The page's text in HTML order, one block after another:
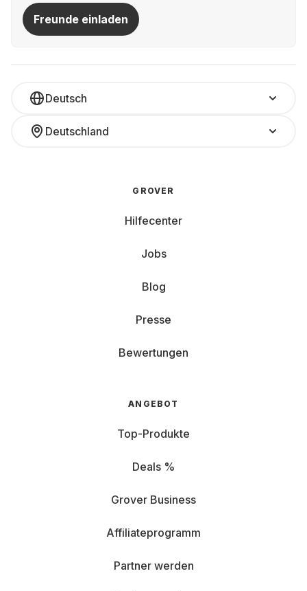
Freunde einladen
Deutsch
Deutschland
GROVER
Hilfecenter
Jobs
Blog
Presse
Bewertungen
ANGEBOT
Top-Produkte
Deals %
Grover Business
Affiliateprogramm
Partner werden